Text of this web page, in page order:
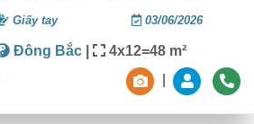
Giấy tay 03/06/2026
Đông Bắc | 4x12=48 m²